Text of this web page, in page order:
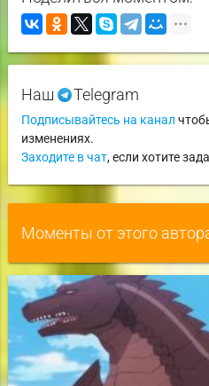
Наш Telegram
Подписывайтесь на канал
изменениях.
Заходите в чат, если хотите
Моменты от этого